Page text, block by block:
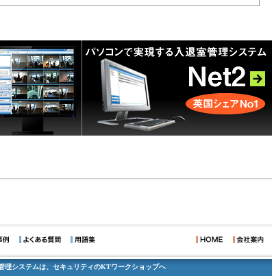
理システムは、セキュリティのKTワークショップへ